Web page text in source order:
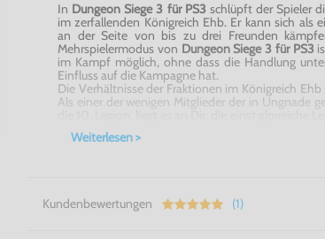
In Dungeon Siege 3 für PS3 schlüpft der Spieler
im zerfallenden Königreich Ehb. Er kann sich als
an der Seite von bis zu drei Freunden
Mehrspielermodus von DungeonSiege 3 für PS3
im Kampf möglich, ohne dass die Handlung
Einfluss auf die Kampagne hat.
Die Verhältnisse der Fraktionen im Königreich
Als einer der wenigen Mitglieder der in Ungnade
und den Verfall
Begleiter, reist Du durch das in Aufruhr geratene
tiefgehenden Rollenspiel-System und
Möglichkeiten, ein umfassendes Multiplayer-
Weiterlesen >
Kundenbewertungen (1)